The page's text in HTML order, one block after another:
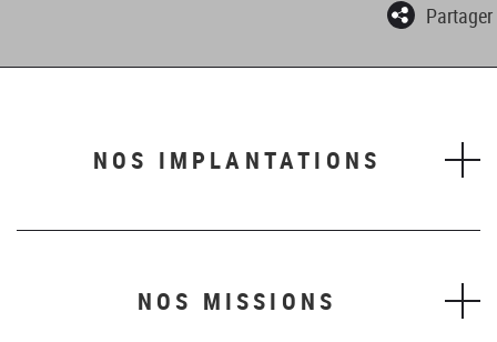
Partager
NOS IMPLANTATIONS
NOS MISSIONS